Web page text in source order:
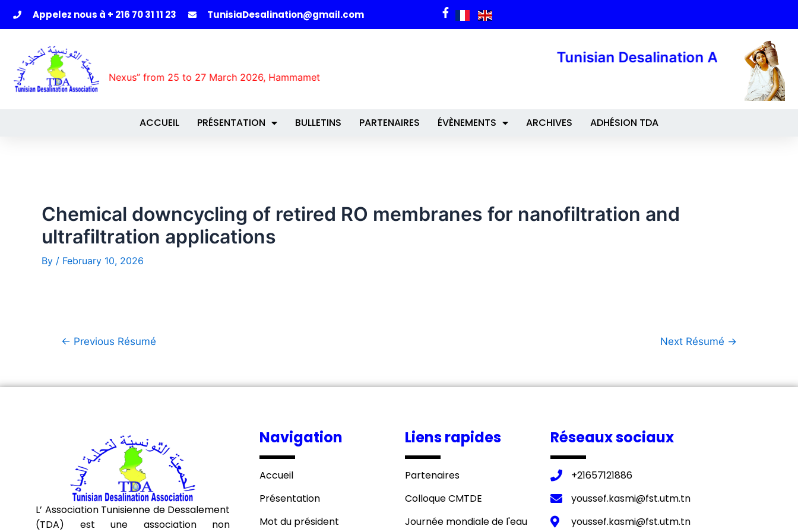
Appelez nous à + 216 70 31 11 23 TunisiaDesalination@gmail.com
Tunisian Desalination Association
Food-Ecosystems Nexus” from 25 to 27 March 2026, Hammamet
ACCUEIL PRÉSENTATION BULLETINS PARTENAIRES ÉVÈNEMENTS ARCHIVES ADHÉSION TDA
Chemical downcycling of retired RO membranes for nanofiltration and
ultrafiltration applications
By / February 10, 2026
← Previous Résumé Next Résumé →
L’ Association Tunisienne de Dessalement
(TDA) est une association non
Navigation
Accueil
Présentation
Mot du président
Liens rapides
Partenaires
Colloque CMTDE
Journée mondiale de l'eau
Réseaux sociaux
+21657121886
youssef.kasmi@fst.utm.tn
youssef.kasmi@fst.utm.tn